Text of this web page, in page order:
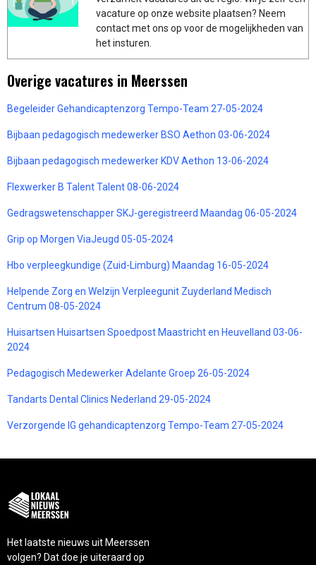
vacature op onze website plaatsen? Neem
contact met ons op voor de mogelijkheden van
het insturen.
Overige vacatures in Meerssen
Begeleider Gehandicaptenzorg Tempo-Team 27-05-2024
Bijbaan pedagogisch medewerker BSO Aethon 03-06-2024
Bijbaan pedagogisch medewerker KDV Aethon 13-06-2024
Flexwerker B Talent Talent 08-06-2024
Gedragswetenschapper SKJ-geregistreerd Maandag 06-05-2024
Grip op Morgen ViaJeugd 05-05-2024
Hbo verpleegkundige (Zuid-Limburg) Maandag 16-05-2024
Helpende Zorg en Welzijn Verpleegunit Zuyderland Medisch
Centrum 08-05-2024
Huisartsen Huisartsen Spoedpost Maastricht en Heuvelland 03-06-
2024
Pedagogisch Medewerker Adelante Groep 26-05-2024
Tandarts Dental Clinics Nederland 29-05-2024
Verzorgende IG gehandicaptenzorg Tempo-Team 27-05-2024
Het laatste nieuws uit Meerssen
volgen? Dat doe je uiteraard op